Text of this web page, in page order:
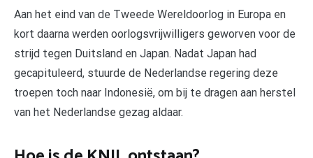
Aan het eind van de Tweede Wereldoorlog in Europa en
kort daarna werden oorlogsvrijwilligers geworven voor de
strijd tegen Duitsland en Japan. Nadat Japan had
gecapituleerd, stuurde de Nederlandse regering deze
troepen toch naar Indonesië, om bij te dragen aan herstel
van het Nederlandse gezag aldaar.